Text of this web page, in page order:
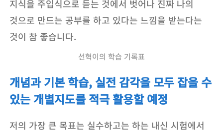
지식을 주입식으로 듣는 것에서 벗어나 진짜 나의
것으로 만드는 공부를 하고 있다는 느낌을 받는다는
것이 참 좋습니다.
선혁이의 학습 기록표
개념과 기본 학습, 실전 감각을 모두 잡을 수
있는 개별지도를 적극 활용할 예정
저의 가장 큰 목표는 실수하고는 하는 내신 시험에서